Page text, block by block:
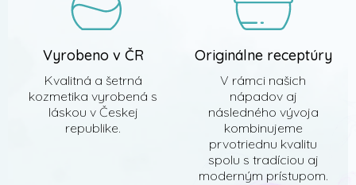
Vyrobeno v ČR
Kvalitná a šetrná
kozmetika vyrobená s
láskou v Českej
republike.
Originálne receptúry
V rámci našich
nápadov aj
následného vývoja
kombinujeme
prvotriednu kvalitu
spolu s tradíciou aj
moderným prístupom.